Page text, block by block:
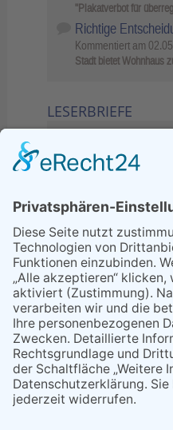
"Plakatverbot für
Richtige
Kommentiert am
Stadt bietet Wohnhaus
LESERBRIEFE
21.04.2026
Wenn
11.03.2026
04.02.2026
Gelbe
über
04.02.2026
von